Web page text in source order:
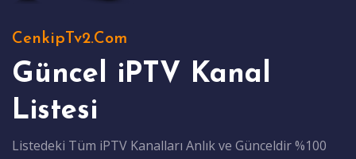
CenkipTv2.Com
Güncel iPTV Kanal
Listesi
Listedeki Tüm iPTV Kanalları Anlık ve Günceldir %100